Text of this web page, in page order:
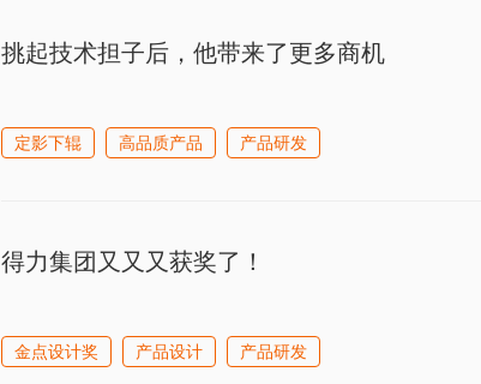
挑起技术担子后，他带来了更多商机
定影下辊 高品质产品 产品研发
得力集团又又又获奖了！
金点设计奖 产品设计 产品研发